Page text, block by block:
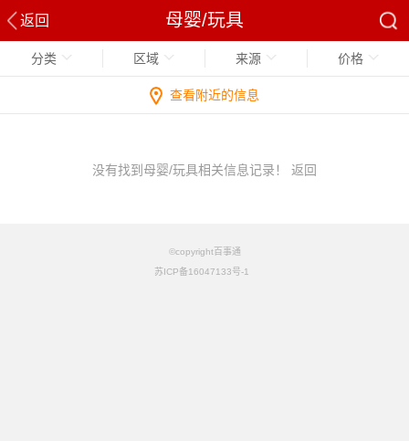
返回 母婴/玩具
分类 区域 来源 价格
查看附近的信息
没有找到母婴/玩具相关信息记录！ 返回
©copyright百事通
苏ICP备16047133号-1